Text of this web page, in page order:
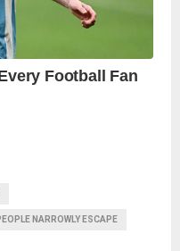
NARROWLY ESCAPE